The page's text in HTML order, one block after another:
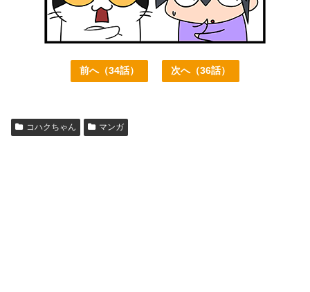
前へ（34話） 次へ（36話）
コハクちゃん マンガ